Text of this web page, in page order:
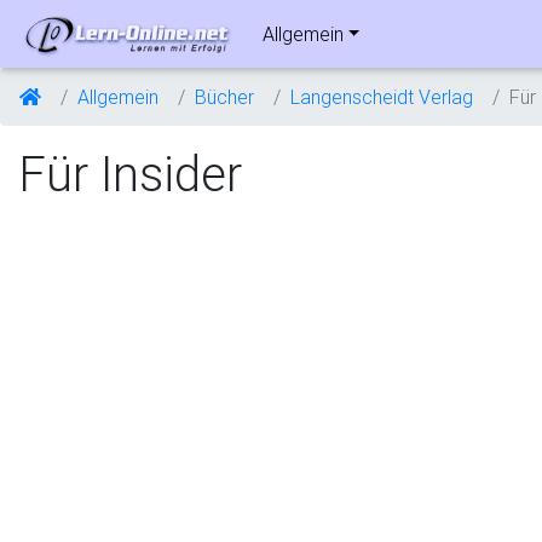
Allgemein
Allgemein Bücher Langenscheidt Verlag
Für Insider